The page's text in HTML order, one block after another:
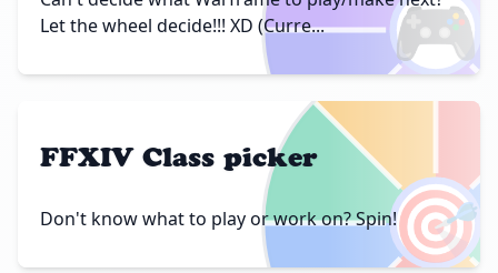
🎮
Let the wheel decide!!! XD (Curre...
🎯
FFXIV Class picker
Don't know what to play or work on? Spin!